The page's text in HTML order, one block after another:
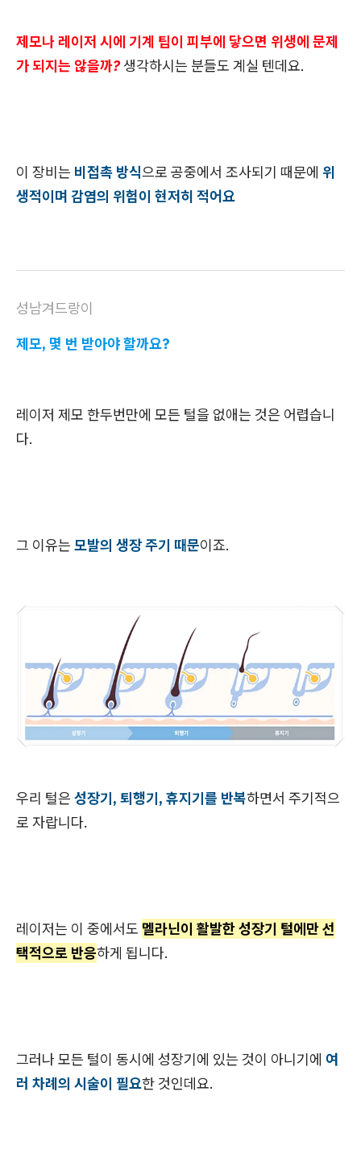
제모나 레이저 시에 기계 팁이 피부에 닿으면 위생에 문제
가 되지는 않을까? 생각하시는 분들도 계실 텐데요.
이 장비는 비접촉 방식으로 공중에서 조사되기 때문에 위
생적이며 감염의 위험이 현저히 적어요
성남겨드랑이
제모, 몇 번 받아야 할까요?
레이저 제모 한두번만에 모든 털을 없애는 것은 어렵습니
다.
그 이유는 모발의 생장 주기 때문이죠.
우리 털은 성장기, 퇴행기, 휴지기를 반복하면서 주기적으
로 자랍니다.
레이저는 이 중에서도 멜라닌이 활발한 성장기 털에만 선
택적으로 반응하게 됩니다.
그러나 모든 털이 동시에 성장기에 있는 것이 아니기에 여
러 차례의 시술이 필요한 것인데요.